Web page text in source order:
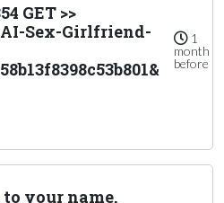
GET >>
Sex-Girlfriend-
1
month
before
your name.